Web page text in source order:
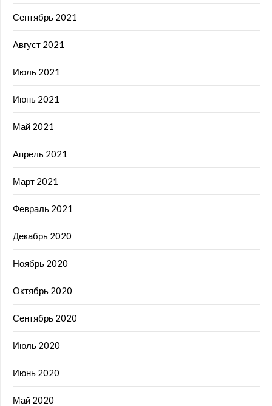
Сентябрь 2021
Август 2021
Июль 2021
Июнь 2021
Май 2021
Апрель 2021
Март 2021
Февраль 2021
Декабрь 2020
Ноябрь 2020
Октябрь 2020
Сентябрь 2020
Июль 2020
Июнь 2020
Май 2020